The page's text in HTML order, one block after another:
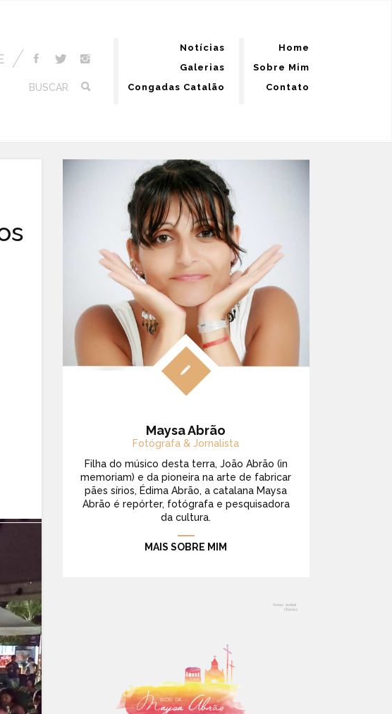
BUSCAR
Notícias
Galerias
Congadas Catalão
Home
Sobre Mim
Contato
Maysa Abrão
Fotógrafa & Jornalista
Filha do músico desta terra, João Abrão (in
memoriam) e da pioneira na arte de fabricar
pães sírios, Édima Abrão, a catalana Maysa
Abrão é repórter, fotógrafa e pesquisadora
da cultura.
MAIS SOBRE MIM